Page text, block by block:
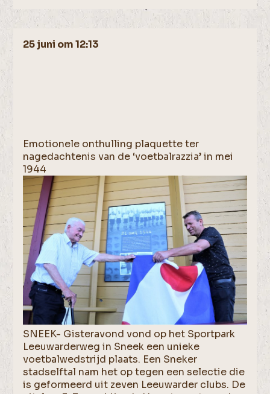
25 juni om 12:13
Emotionele onthulling plaquette ter
nagedachtenis van de ‘voetbalrazzia’ in mei
1944
SNEEK- Gisteravond vond op het Sportpark
Leeuwarderweg in Sneek een unieke
voetbalwedstrijd plaats. Een Sneker
stadselftal nam het op tegen een selectie die
is geformeerd uit zeven Leeuwarder clubs. De